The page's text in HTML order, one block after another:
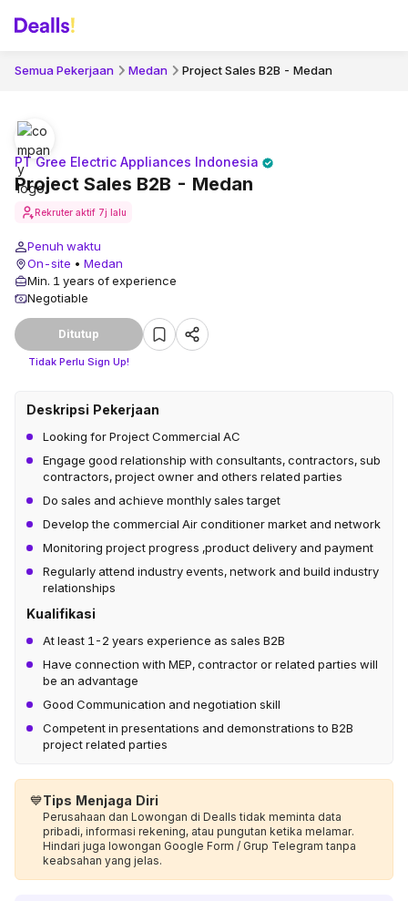
Semua Pekerjaan Medan Project Sales B2B - Medan
Project Sales B2B - Medan
PT Gree Electric Appliances Indonesia
Rekruter aktif 7j lalu
Penuh waktu
On-site • Medan
Min. 1 years of experience
Negotiable
Ditutup
Tidak Perlu Sign Up!
Deskripsi Pekerjaan
Looking for Project Commercial AC
Engage good relationship with consultants, contractors, sub
contractors, project owner and others related parties
Do sales and achieve monthly sales target
Develop the commercial Air conditioner market and network
Monitoring project progress ,product delivery and payment
Regularly attend industry events, network and build industry
relationships
Kualifikasi
At least 1-2 years experience as sales B2B
Have connection with MEP, contractor or related parties will
be an advantage
Good Communication and negotiation skill
Competent in presentations and demonstrations to B2B
project related parties
💙Tips Menjaga Diri
Perusahaan dan Lowongan di Dealls tidak meminta data
pribadi, informasi rekening, atau pungutan ketika melamar.
Hindari juga lowongan Google Form / Grup Telegram tanpa
keabsahan yang jelas.